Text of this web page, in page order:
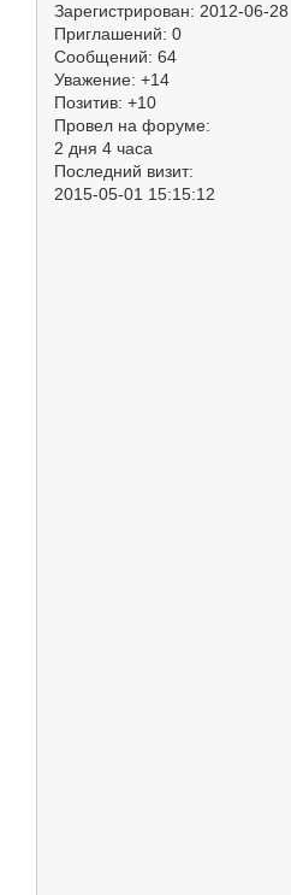
Зарегистрирован: 2012-06-28
Приглашений: 0
Сообщений: 64
Уважение: +14
Позитив: +10
Провел на форуме:
2 дня 4 часа
Последний визит:
2015-05-01 15:15:12